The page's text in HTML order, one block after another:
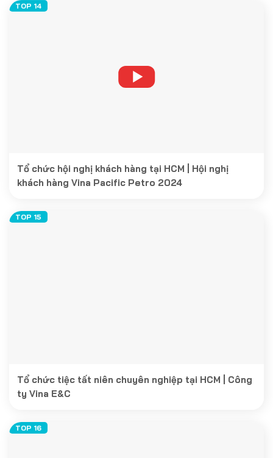
Tổ chức hội nghị khách hàng tại HCM | Hội nghị
khách hàng Vina Pacific Petro 2024
Tổ chức tiệc tất niên chuyên nghiệp tại HCM | Công
ty Vina E&C